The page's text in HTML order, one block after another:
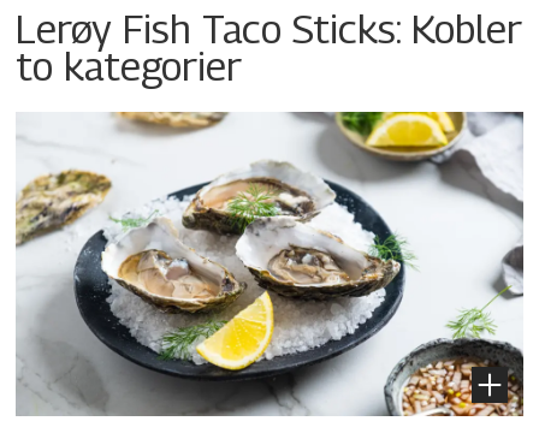
Lerøy Fish Taco Sticks: Kobler
to kategorier